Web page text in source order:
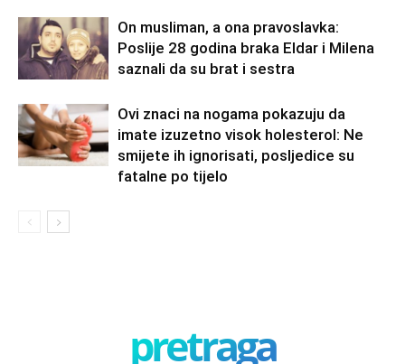
On musliman, a ona pravoslavka:
Poslije 28 godina braka Eldar i Milena
saznali da su brat i sestra
Ovi znaci na nogama pokazuju da
imate izuzetno visok holesterol: Ne
smijete ih ignorisati, posljedice su
fatalne po tijelo
pretraga